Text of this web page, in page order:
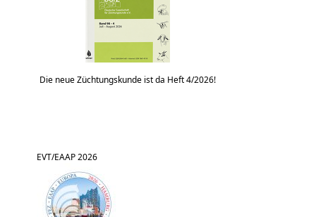
Die neue Züchtungskunde ist da Heft 4/2026!
EVT/EAAP 2026